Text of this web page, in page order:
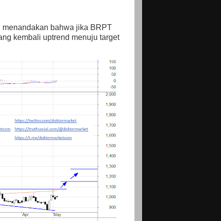
bahwa jika BRPT
kembali uptrend menuju target